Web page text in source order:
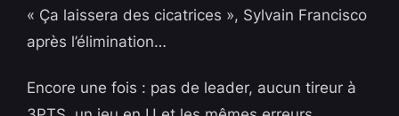
« Ça laissera des cicatrices », Sylvain Francisco
après l’élimination…
Encore une fois : pas de leader, aucun tireur à